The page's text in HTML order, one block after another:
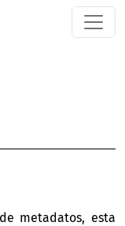
metadatos, esta